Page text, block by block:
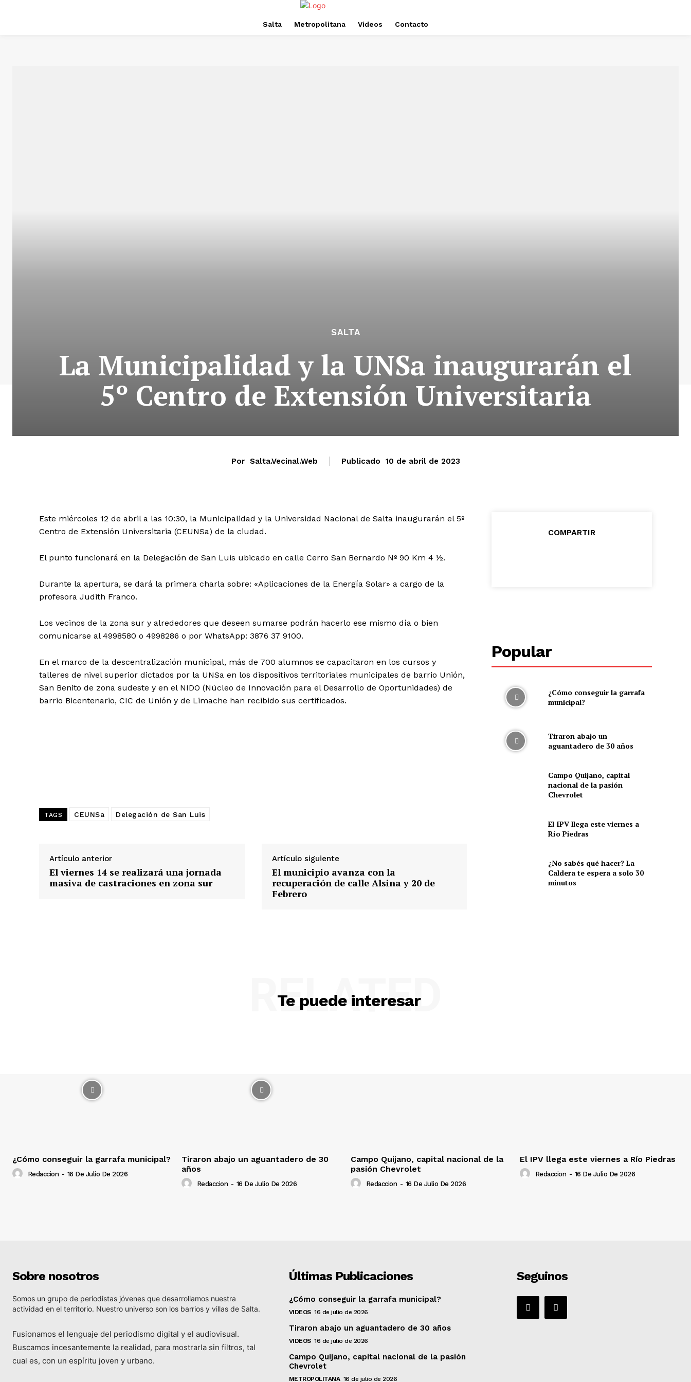
Salta Metropolitana Videos Contacto
SALTA
La Municipalidad y la UNSa inaugurarán el
5º Centro de Extensión Universitaria
Por Salta.vecinal.web Publicado 10 de abril de 2023
Este miércoles 12 de abril a las 10:30, la Municipalidad y la Universidad Nacional de Salta inaugurarán el 5º
Centro de Extensión Universitaria (CEUNSa) de la ciudad.
El punto funcionará en la Delegación de San Luis ubicado en calle Cerro San Bernardo Nº 90 Km 4 ½.
Durante la apertura, se dará la primera charla sobre: «Aplicaciones de la Energía Solar» a cargo de la
profesora Judith Franco.
Los vecinos de la zona sur y alrededores que deseen sumarse podrán hacerlo ese mismo día o bien
comunicarse al 4998580 o 4998286 o por WhatsApp: 3876 37 9100.
En el marco de la descentralización municipal, más de 700 alumnos se capacitaron en los cursos y
talleres de nivel superior dictados por la UNSa en los dispositivos territoriales municipales de barrio Unión,
San Benito de zona sudeste y en el NIDO (Núcleo de Innovación para el Desarrollo de Oportunidades) de
barrio Bicentenario, CIC de Unión y de Limache han recibido sus certificados.
TAGS CEUNSa Delegación de San Luis
Artículo anterior
El viernes 14 se realizará una jornada
masiva de castraciones en zona sur
Artículo siguiente
El municipio avanza con la
recuperación de calle Alsina y 20 de
Febrero
COMPARTIR
Popular
¿Cómo conseguir la garrafa
municipal?
Tiraron abajo un
aguantadero de 30 años
Campo Quijano, capital
nacional de la pasión
Chevrolet
El IPV llega este viernes a
Río Piedras
¿No sabés qué hacer? La
Caldera te espera a solo 30
minutos
Te puede interesar
RELATED
¿Cómo conseguir la garrafa municipal?
Redaccion - 16 De Julio De 2026
Tiraron abajo un aguantadero de 30
años
Redaccion - 16 De Julio De 2026
Campo Quijano, capital nacional de la
pasión Chevrolet
Redaccion - 16 De Julio De 2026
El IPV llega este viernes a Río Piedras
Redaccion - 16 De Julio De 2026
Sobre nosotros
Somos un grupo de periodistas jóvenes que desarrollamos nuestra
actividad en el territorio. Nuestro universo son los barrios y villas de Salta.
Fusionamos el lenguaje del periodismo digital y el audiovisual.
Buscamos incesantemente la realidad, para mostrarla sin filtros, tal
cual es, con un espíritu joven y urbano.
Últimas Publicaciones
¿Cómo conseguir la garrafa municipal?
VIDEOS 16 de julio de 2026
Tiraron abajo un aguantadero de 30 años
VIDEOS 16 de julio de 2026
Campo Quijano, capital nacional de la pasión
Chevrolet
METROPOLITANA 16 de julio de 2026
Seguinos